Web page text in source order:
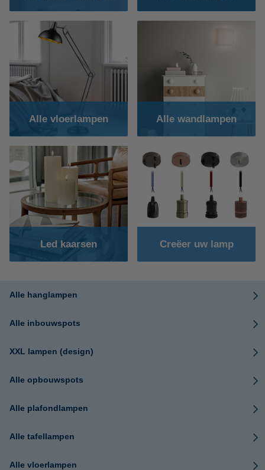
Alle vloerlampen Alle wandlampen
Led kaarsen Creëer uw lamp
Alle hanglampen
Alle inbouwspots
XXL lampen (design)
Alle opbouwspots
Alle plafondlampen
Alle tafellampen
Alle vloerlampen